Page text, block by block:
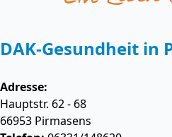
DAK-Gesundheit in
Adresse:
Hauptstr. 62 - 68
66953 Pirmasens